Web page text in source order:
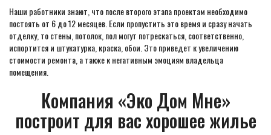
Наши работники знают, что после второго этапа проектам необходимо
постоять от 6 до 12 месяцев. Если пропустить это время и сразу начать
отделку, то стены, потолок, пол могут потрескаться, соответственно,
испортится и штукатурка, краска, обои. Это приведет к увеличению
стоимости ремонта, а также к негативным эмоциям владельца
помещения.
Компания «Эко Дом Мне»
построит для вас хорошее жилье